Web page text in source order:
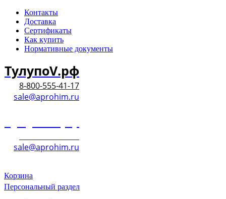
Контакты
Доставка
Сертификаты
Как купить
Нормативные документы
ТулупоV.рф
8-800-555-41-17
sale@aprohim.ru
sale@aprohim.ru
Корзина
Персональный раздел